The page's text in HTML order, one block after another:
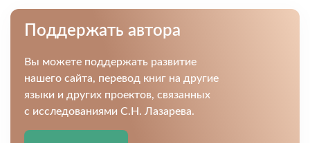
Поддержать автора
Вы можете поддержать развитие
нашего сайта, перевод книг на другие
языки и других проектов, связанных
с исследованиями С.Н. Лазарева.